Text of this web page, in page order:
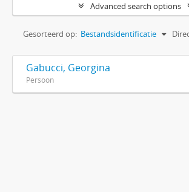
Advanced search options
Gesorteerd op: Bestandsidentificatie
Gabucci, Georgina
Persoon